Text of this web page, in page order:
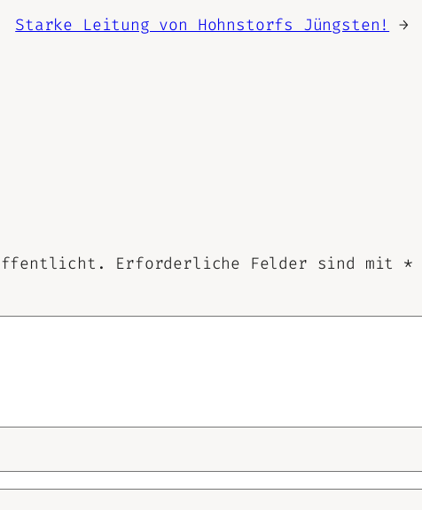
Starke Leitung von Hohnstorfs Jüngsten! →
Erforderliche Felder sind mit *